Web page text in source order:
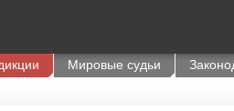
Мировые судьи